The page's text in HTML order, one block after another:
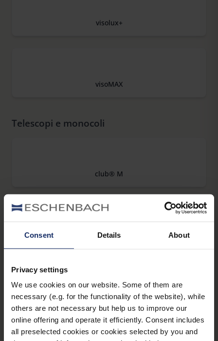
Consent Details About
Privacy settings
We use cookies on our website. Some of them are
necessary (e.g. for the functionality of the website), while
others are not necessary but help us to improve our
online offering and operate it efficiently. Consent includes
all preselected cookies or cookies selected by you and
visolux+
visoMAX
Telescopi e monocoli
club® M
Galilei 2,0 GF
Galilei 2,2x